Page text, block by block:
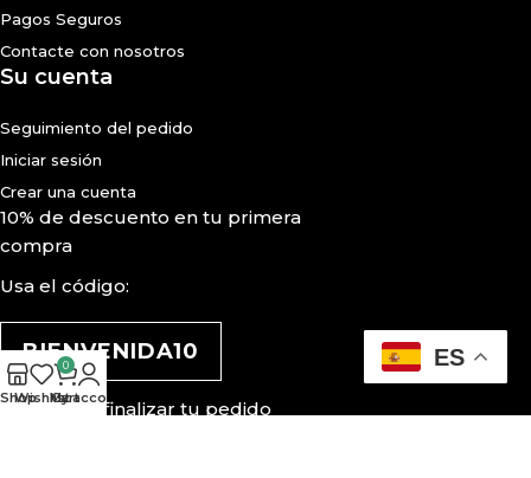
Pagos Seguros
Contacte con nosotros
Su cuenta
Seguimiento del pedido
Iniciar sesión
Crear una cuenta
10% de descuento en tu primera
compra
Usa el código:
BIENVENIDA10
Aplícalo al finalizar tu pedido
ES
Shop
Wishlist
0
Cart
My account